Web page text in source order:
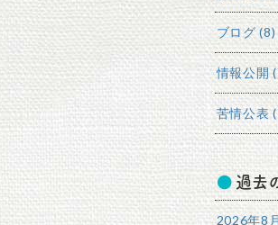
ブログ (8)
情報公開
苦情公表
過去
2026年8